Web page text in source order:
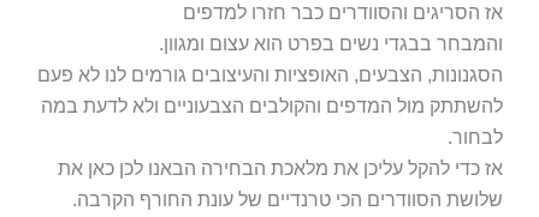
אז הסריגים והסוודרים כבר חזרו למדפים
והמבחר בבגדי נשים בפרט הוא עצום ומגוון.
הסגנונות, הצבעים, האופציות והעיצובים גורמים לנו לא פעם
להשתתק מול המדפים והקולבים הצבעוניים ולא לדעת במה
לבחור.
אז כדי להקל עליכן את מלאכת הבחירה הבאנו לכן כאן את
שלושת הסוודרים הכי טרנדיים של עונת החורף הקרבה.